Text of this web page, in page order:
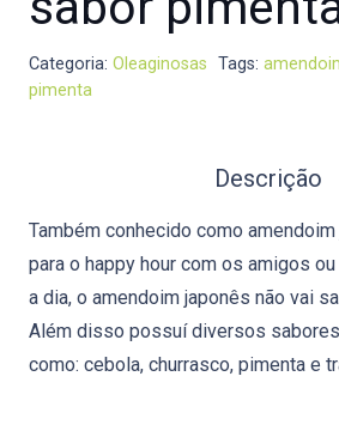
Categoria: Oleaginosas Tags:
pimenta
Descrição
Também conhecido como
para o happy hour com os amigos
a dia, o amendoim japonês não vai
Além disso possuí diversos
como: cebola, churrasco, pimenta e